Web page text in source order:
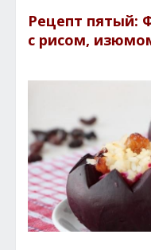
Рецепт пятый:
с рисом,